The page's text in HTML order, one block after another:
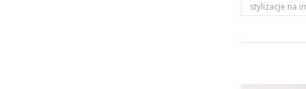
stylizacje na